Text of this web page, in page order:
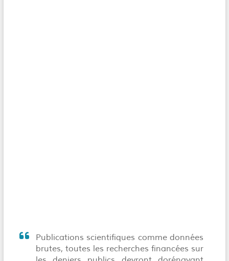
Publications scientifiques comme données
brutes, toutes les recherches financées sur